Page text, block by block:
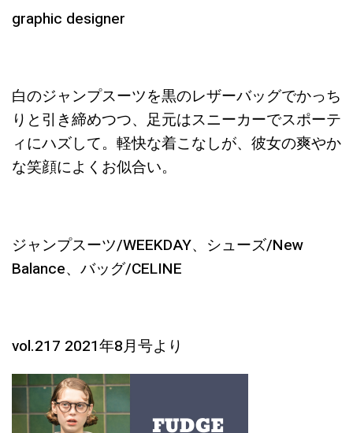
graphic designer
白のジャンプスーツを黒のレザーバッグでかっち
りと引き締めつつ、足元はスニーカーでスポーテ
ィにハズして。軽快な着こなしが、彼女の爽やか
な笑顔によくお似合い。
ジャンプスーツ/WEEKDAY、シューズ/New
Balance、バッグ/CELINE
vol.217 2021年8月号より